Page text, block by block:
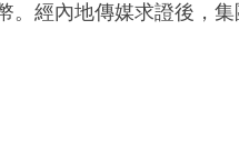
。經內地傳媒求證後，